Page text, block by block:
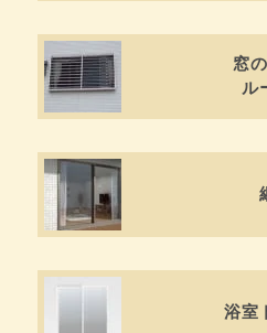
窓
ル
浴室